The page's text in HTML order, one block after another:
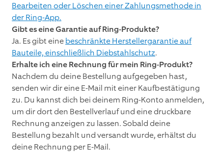
Bearbeiten oder Löschen einer Zahlungsmethode in
der Ring-App.
Gibt es eine Garantie auf Ring-Produkte?
Ja. Es gibt einebeschränkte Herstellergarantie auf
Bauteile, einschließlich Diebstahlschutz.
Erhalte ich eine Rechnung für mein Ring-Produkt?
Nachdem du deine Bestellung aufgegeben hast,
senden wir dir eine E-Mail mit einer Kaufbestätigung
zu. Du kannst dich bei deinem Ring-Konto anmelden,
um dir dort den Bestellverlauf und eine druckbare
Rechnung anzeigen zu lassen. Sobald deine
Bestellung bezahlt und versandt wurde, erhältst du
deine Rechnung per E-Mail.